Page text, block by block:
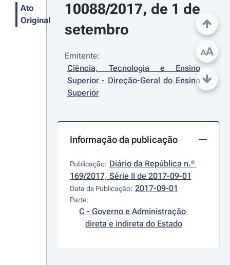
Ato
Original
10088/2017, de 1 de
setembro
Emitente:
Ciência, Tecnologia e Ensino
Superior - Direção-Geral do Ensino
Superior
Informação da publicação
Publicação: Diário da República n.º
169/2017, Série II de 2017-09-01
Data de Publicação: 2017-09-01
Parte:
C - Governo e Administração
direta e indireta do Estado
AA